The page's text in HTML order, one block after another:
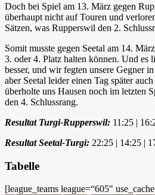
Doch bei Spiel am 13. März gegen
überhaupt nicht auf Touren und
Sätzen, was Rupperswil den 2.
Somit musste gegen Seetal am 14.
3. oder 4. Platz halten können. Und es
besser, und wir fegten unsere Gegner
aber Seetal leider einen Tag später
überholte uns Hausen noch im letzten
den 4. Schlussrang.
Resultat Turgi-Rupperswil: 11:25 |
Resultat Seetal-Turgi: 22:25 | 14:25 |
Tabelle
[league_teams league=“605″